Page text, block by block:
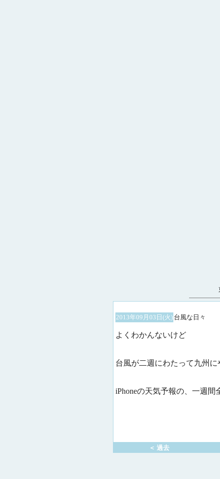
2013年09月03日(火) 台風な日々
よくわかんないけど
台風が二週にわたって九州
iPhoneの天気予報の、一週
＜ 過去